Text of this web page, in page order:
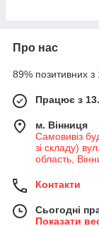
Про нас
89% позитивних з
Працює з
м. Вінниця
Самовивіз
зі складу)
область,
Контакти
Сьогодні
Показати